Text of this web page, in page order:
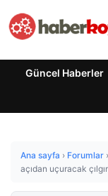
Güncel Haberler
Ana sayfa › Forumlar ›
açıdan uçuracak